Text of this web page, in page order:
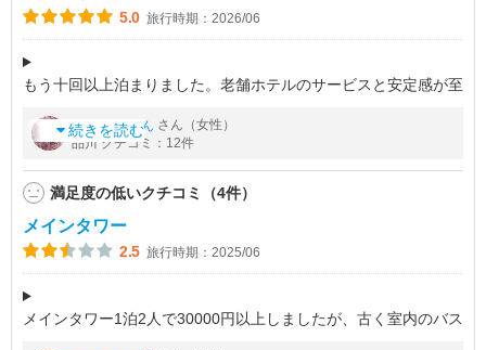
5.0 旅行時期：2026/06
もう十回以上泊まりました。老舗ホテルのサービスと安定感が至
16階以下のプランでしたが、33階にしてくださり、時間より前
にチェックインもできまし
続きを読む
byたあちゃん さん（女性）
品川 クチコミ：12件
満足度の低いクチコミ（4件）
メインタワー
2.5 旅行時期：2025/06
メインタワー1泊2人で30000円以上しましたが、古く室内のバス